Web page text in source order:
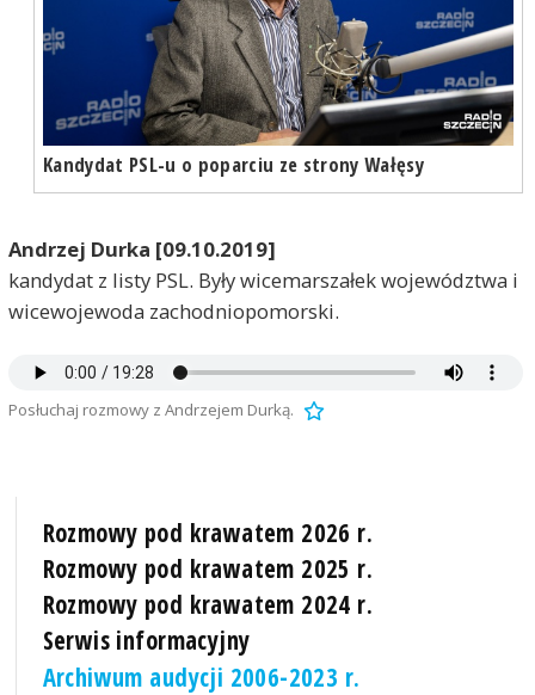
Kandydat PSL-u o poparciu ze strony Wałęsy
Andrzej Durka [09.10.2019]
kandydat z listy PSL. Były wicemarszałek województwa i
wicewojewoda zachodniopomorski.
Posłuchaj rozmowy z Andrzejem Durką.
Rozmowy pod krawatem 2026 r.
Rozmowy pod krawatem 2025 r.
Rozmowy pod krawatem 2024 r.
Serwis informacyjny
Archiwum audycji 2006-2023 r.